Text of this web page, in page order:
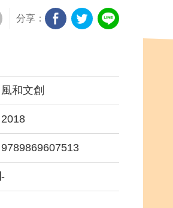
分享：
風和文創
2018
9789869607513
-